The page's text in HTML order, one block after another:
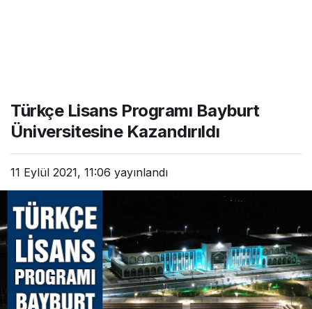
Türkçe Lisans Programı Bayburt
Üniversitesine Kazandırıldı
11 Eylül 2021, 11:06 yayınlandı